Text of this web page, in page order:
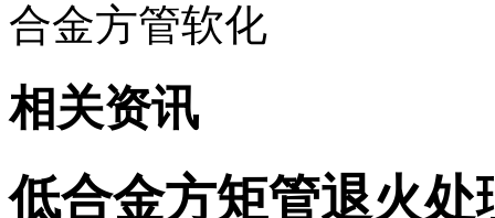
合金方管软化
相关资讯
低合金方矩管退火